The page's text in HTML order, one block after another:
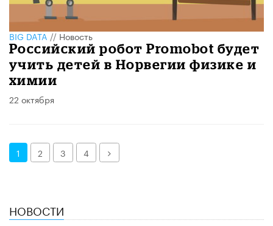
BIG DATA//Новость
Российский робот Promobot будет
учить детей в Норвегии физике и
химии
22 октября
1 2 3 4 Далее
НОВОСТИ